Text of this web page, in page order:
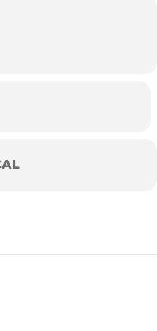
nederlandse-